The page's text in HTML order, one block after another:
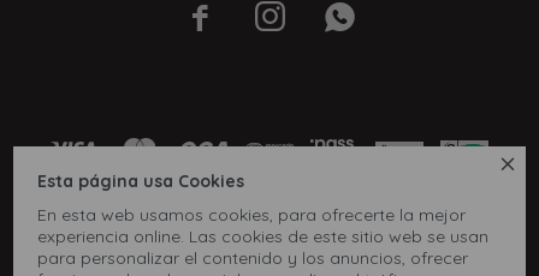

Esta página usa Cookies
En esta web usamos cookies, para ofrecerte la mejor
experiencia online. Las cookies de este sitio web se usan
para personalizar el contenido y los anuncios, ofrecer
  